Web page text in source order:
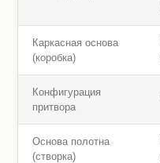
Каркасная основа
(коробка)
Конфигурация
притвора
Основа полотна
(створка)